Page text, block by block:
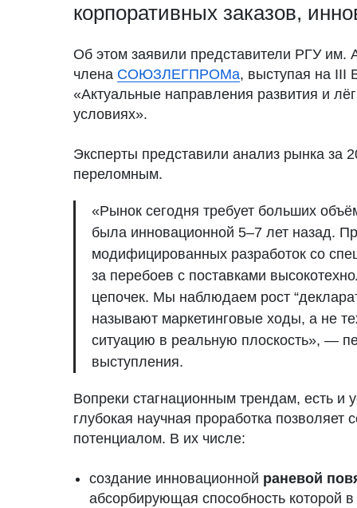
корпоративных заказов,
Об этом заявили представители РГУ
члена СОЮЗЛЕГПРОМа, выступая на III
«Актуальные направления развития и
условиях».
Эксперты представили анализ рынка за
переломным.
«Рынок сегодня требует больших
была инновационной 5–7 лет назад.
модифицированных разработок со
за перебоев с поставками
цепочек. Мы наблюдаем рост
называют маркетинговые ходы, а не
ситуацию в реальную плоскость», —
выступления.
Вопреки стагнационным трендам, есть
глубокая научная проработка позволяет
потенциалом. В их числе:
создание инновационной раневой
абсорбирующая способность которой